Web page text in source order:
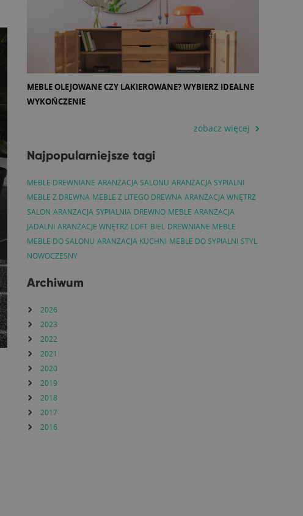
MEBLE OLEJOWANE CZY LAKIEROWANE? WYBIERZ IDEALNE
WYKOŃCZENIE
zobacz więcej
Najpopularniejsze tagi
MEBLE DREWNIANE ARANŻACJA SALONU ARANŻACJA SYPIALNI
MEBLE Z DREWNA MEBLE Z LITEGO DREWNA ARANŻACJA WNĘTRZ
SALON ARANŻACJA SYPIALNIA DREWNO MEBLE ARANŻACJA
JADALNI ARANŻACJE WNĘTRZ LOFT BIEL DREWNIANE MEBLE
MEBLE DO SALONU ARANŻACJA KUCHNI MEBLE DO SYPIALNI STYL
NOWOCZESNY
Archiwum
2026
2023
2022
2021
2020
2019
2018
2017
2016